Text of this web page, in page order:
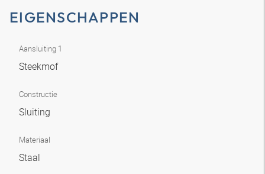
EIGENSCHAPPEN
Aansluiting 1
Steekmof
Constructie
Sluiting
Materiaal
Staal